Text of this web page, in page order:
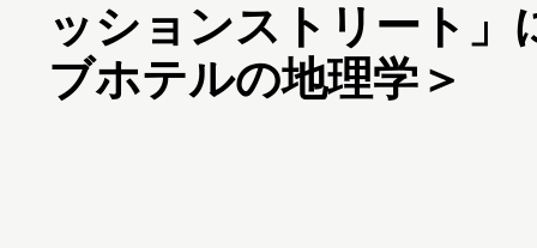
ッションストリート」
ブホテルの地理学＞